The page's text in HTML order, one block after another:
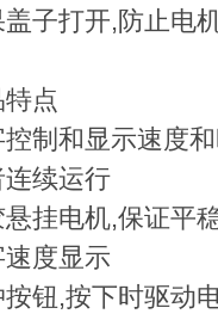
子打开,防止电
点
制和显示速度
续运行
挂电机,保证平
度显示
按钮,按下时驱动